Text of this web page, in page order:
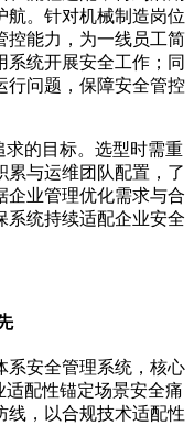
航。针对机械制造岗位
控能力，为一线员工简
统开展安全工作；同
行问题，保障安全管控
求的目标。选型时需重
累与运维团队配置，了
企业管理优化需求与合
系统持续适配企业安全
系安全管理系统，核心
适配性锚定场景安全痛
线，以合规技术适配性